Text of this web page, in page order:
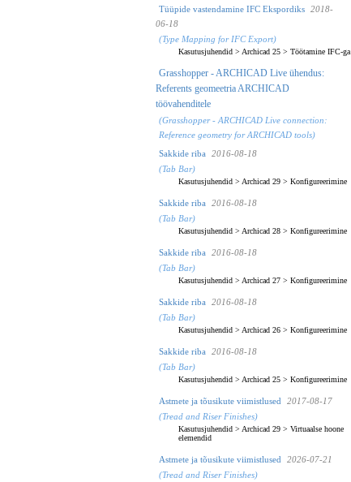
Tüüpide vastendamine IFC Ekspordiks
2018-
06-18
(Type Mapping for IFC Export)
Kasutusjuhendid > Archicad 25 > Töötamine IFC-ga
Grasshopper - ARCHICAD Live ühendus:
Referents geomeetria ARCHICAD
töövahenditele
(Grasshopper - ARCHICAD Live connection:
Reference geometry for ARCHICAD tools)
Sakkide riba
2016-08-18
(Tab Bar)
Kasutusjuhendid > Archicad 29 > Konfigureerimine
Sakkide riba
2016-08-18
(Tab Bar)
Kasutusjuhendid > Archicad 28 > Konfigureerimine
Sakkide riba
2016-08-18
(Tab Bar)
Kasutusjuhendid > Archicad 27 > Konfigureerimine
Sakkide riba
2016-08-18
(Tab Bar)
Kasutusjuhendid > Archicad 26 > Konfigureerimine
Sakkide riba
2016-08-18
(Tab Bar)
Kasutusjuhendid > Archicad 25 > Konfigureerimine
Astmete ja tõusikute viimistlused
2017-08-17
(Tread and Riser Finishes)
Kasutusjuhendid > Archicad 29 > Virtuaalse hoone
elemendid
Astmete ja tõusikute viimistlused
2026-07-21
(Tread and Riser Finishes)